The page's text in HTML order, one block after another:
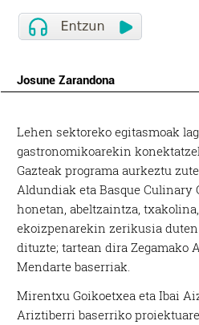
Josune Zarandona
Lehen sektoreko egitasmoak
gastronomikoarekin
Gazteak programa aurkeztu
Aldundiak eta Basque Culinary
honetan, abeltzaintza,
ekoizpenarekin zerikusia
dituzte; tartean dira Zegamako
Mendarte baserriak.
Mirentxu Goikoetxea eta Ibai
Ariztiberri baserriko